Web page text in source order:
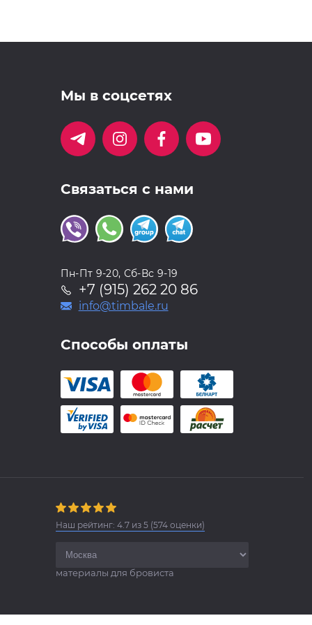
Мы в соцсетях
Связаться с нами
Пн-Пт 9-20, Сб-Вс 9-19
+7 (915) 262 20 86
info@timbale.ru
Способы оплаты
Наш рейтинг: 4.7из 5(574оценки)
материалы для бровиста